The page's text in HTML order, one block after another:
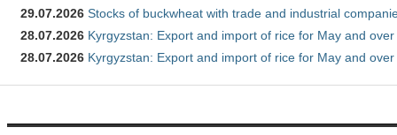
29.07.2026 Stocks of buckwheat with trade and industrial
28.07.2026 Kyrgyzstan: Export and import of rice for May and
28.07.2026 Kyrgyzstan: Export and import of rice for May and